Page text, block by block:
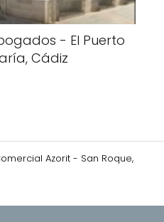
- El Puerto
Cádiz
Azorit - San Roque,